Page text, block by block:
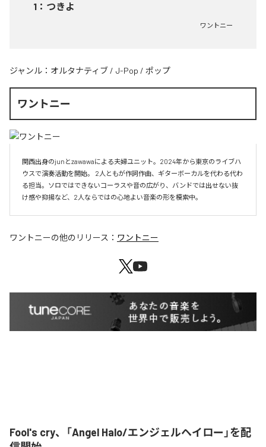
1 ： つきよ
ワントニー
ジャンル： オルタナティブ / J-Pop / ポップ
ワントニー
関西出身のjunとzawawaによる夫婦ユニット。2024年から東京のライブハ
ウスで演奏活動を開始。 2人ともが作詞作曲、ギターボーカルを代わる代わ
る担当。ソロではできないコーラスや音の広がり、バンドでは出せない抜
け感や抑揚など、2人ならではの心地よい音楽の形を模索中。
ワントニーの他のリリース： ワントニー
Fool's cry、「Angel Halo/エンジェルヘイロー」を配